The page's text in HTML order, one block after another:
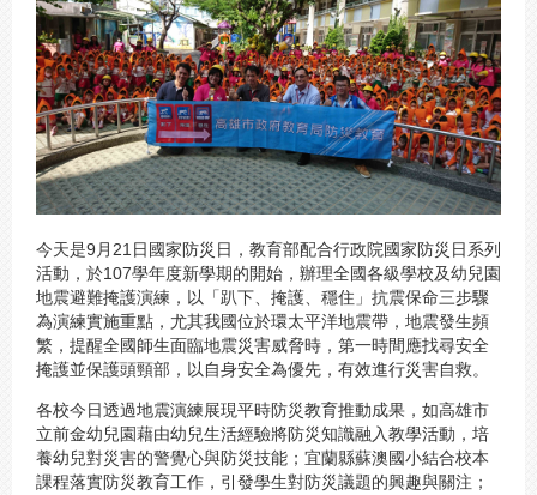
今天是9月21日國家防災日，教育部配合行政院國家防災日系列
活動，於107學年度新學期的開始，辦理全國各級學校及幼兒園
地震避難掩護演練，以「趴下、掩護、穩住」抗震保命三步驟
為演練實施重點，尤其我國位於環太平洋地震帶，地震發生頻
繁，提醒全國師生面臨地震災害威脅時，第一時間應找尋安全
掩護並保護頭頸部，以自身安全為優先，有效進行災害自救。
各校今日透過地震演練展現平時防災教育推動成果，如高雄市
立前金幼兒園藉由幼兒生活經驗將防災知識融入教學活動，培
養幼兒對災害的警覺心與防災技能；宜蘭縣蘇澳國小結合校本
課程落實防災教育工作，引發學生對防災議題的興趣與關注；